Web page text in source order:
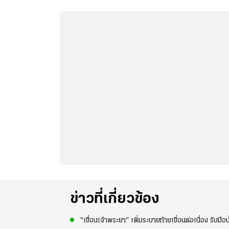
ข่าวที่เกี่ยวข้อง
"เขื่อนเจ้าพระยา" เพิ่มระบายท้ายเขื่อนต่อเนื่อง รับมือ